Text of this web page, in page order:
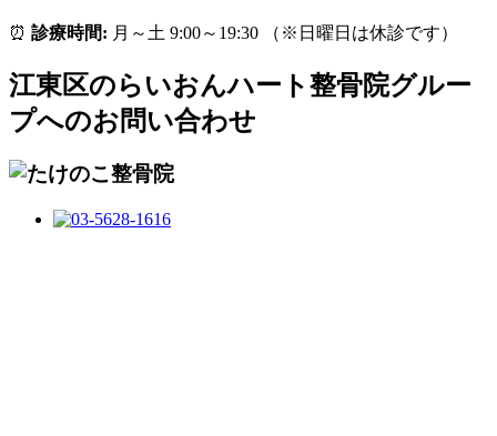
⏰ 診療時間: 月～土 9:00～19:30 （※日曜日は休診です）
江東区のらいおんハート整骨院グルー
プへのお問い合わせ